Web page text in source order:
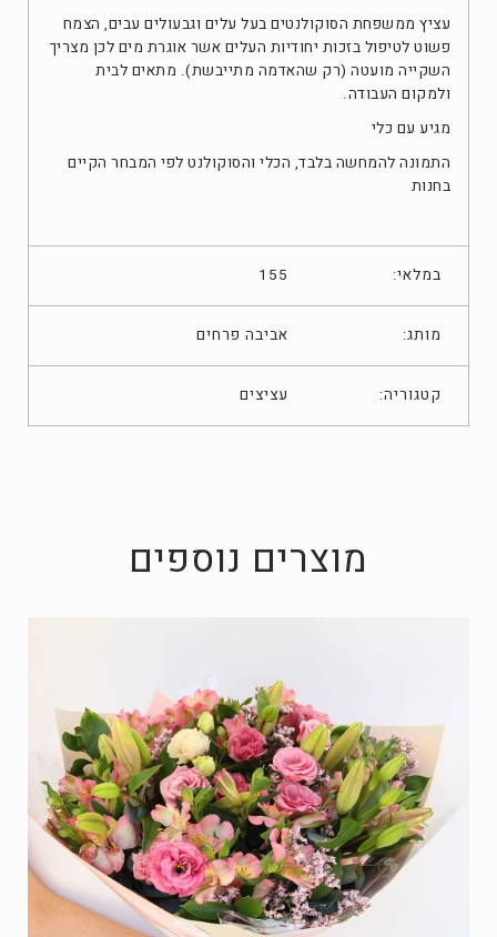
עציץ ממשפחת הסוקולנטים בעל עלים וגבעולים עבים, הצמח
פשוט לטיפול בזכות יחודיות העלים אשר אוגרת מים לכן מצריך
השקייה מועטה (רק שהאדמה מתייבשת). מתאים לבית
ולמקום העבודה.
מגיע עם כלי
התמונה להמחשה בלבד, הכלי והסוקולנט לפי המבחר הקיים
בחנות
במלאי: 155
מותג: אביבה פרחים
קטגוריה: עציצים
מוצרים נוספים